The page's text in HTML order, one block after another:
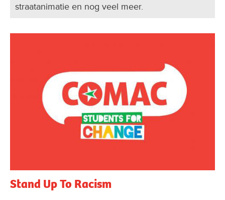
straatanimatie en nog veel meer.
Stand Up To Racism